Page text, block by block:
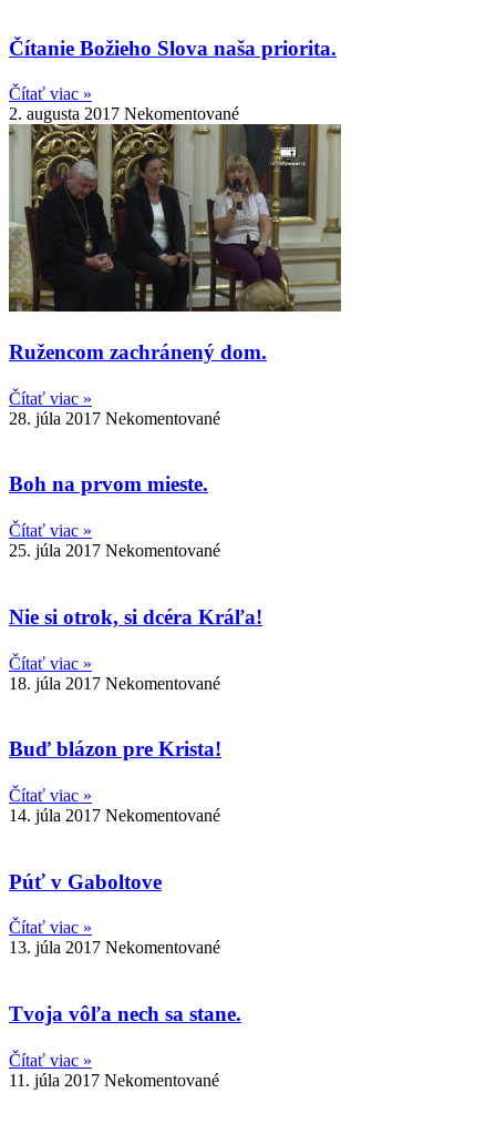
Čítanie Božieho Slova naša priorita.
Čítať viac »
2. augusta 2017 Nekomentované
Ružencom zachránený dom.
Čítať viac »
28. júla 2017 Nekomentované
Boh na prvom mieste.
Čítať viac »
25. júla 2017 Nekomentované
Nie si otrok, si dcéra Kráľa!
Čítať viac »
18. júla 2017 Nekomentované
Buď blázon pre Krista!
Čítať viac »
14. júla 2017 Nekomentované
Púť v Gaboltove
Čítať viac »
13. júla 2017 Nekomentované
Tvoja vôľa nech sa stane.
Čítať viac »
11. júla 2017 Nekomentované